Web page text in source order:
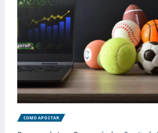
COMO APOSTAR